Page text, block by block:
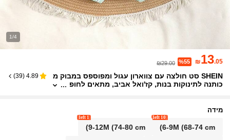
1/4
₪13.05
%55
₪29.00
SHEIN סט חולצה עם צווארון עגול ומפוספס במבוק מ
כותנה לתינוקות בנות, קז'ואל אביב, מתאים לחופ
4.89
(
39
)
מידה
6-9M (68-74 cm)
10 left
9-12M (74-80 cm)
1 left